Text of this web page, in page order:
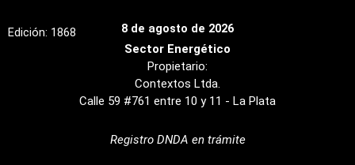
8 de agosto de 2026
Edición: 1868
Sector Energético
Propietario:
Contextos Ltda.
Calle 59 #761 entre 10 y 11 - La Plata
Registro DNDA en trámite